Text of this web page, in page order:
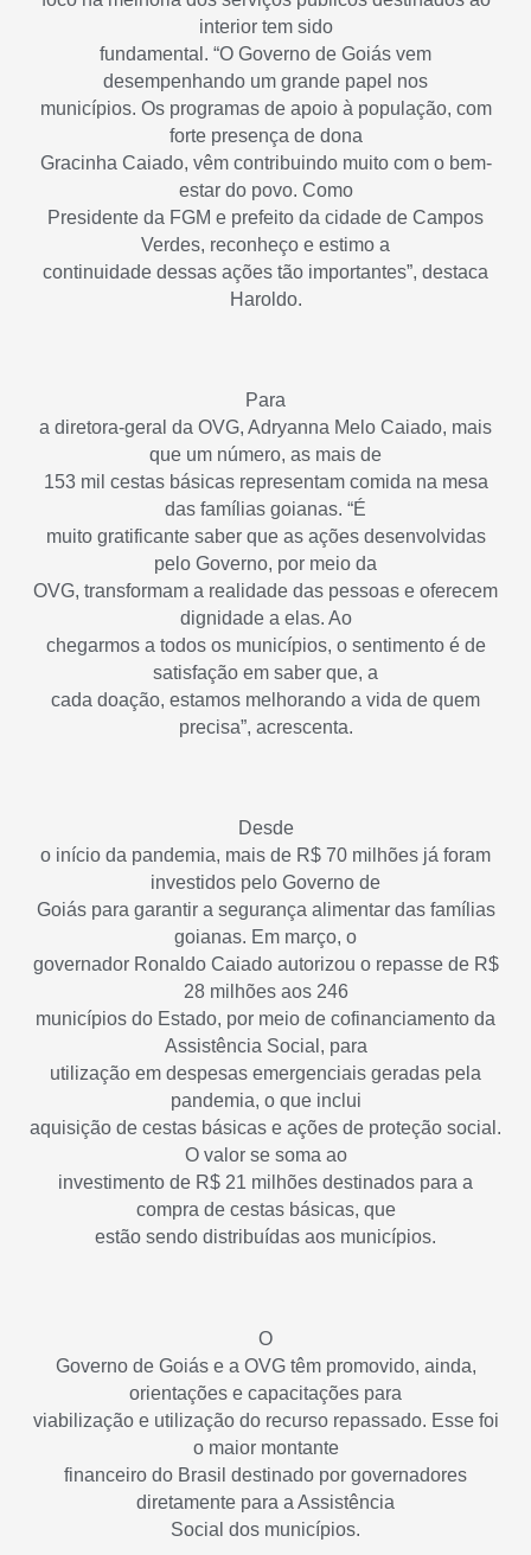
interior tem sido
fundamental. “O Governo de Goiás vem
desempenhando um grande papel nos
municípios. Os programas de apoio à população, com
forte presença de dona
Gracinha Caiado, vêm contribuindo muito com o bem-
estar do povo. Como
Presidente da FGM e prefeito da cidade de Campos
Verdes, reconheço e estimo a
continuidade dessas ações tão importantes”, destaca
Haroldo.
Para
a diretora-geral da OVG, Adryanna Melo Caiado, mais
que um número, as mais de
153 mil cestas básicas representam comida na mesa
das famílias goianas. “É
muito gratificante saber que as ações desenvolvidas
pelo Governo, por meio da
OVG, transformam a realidade das pessoas e oferecem
dignidade a elas. Ao
chegarmos a todos os municípios, o sentimento é de
satisfação em saber que, a
cada doação, estamos melhorando a vida de quem
precisa”, acrescenta.
Desde
o início da pandemia, mais de R$ 70 milhões já foram
investidos pelo Governo de
Goiás para garantir a segurança alimentar das famílias
goianas. Em março, o
governador Ronaldo Caiado autorizou o repasse de R$
28 milhões aos 246
municípios do Estado, por meio de cofinanciamento da
Assistência Social, para
utilização em despesas emergenciais geradas pela
pandemia, o que inclui
aquisição de cestas básicas e ações de proteção social.
O valor se soma ao
investimento de R$ 21 milhões destinados para a
compra de cestas básicas, que
estão sendo distribuídas aos municípios.
O
Governo de Goiás e a OVG têm promovido, ainda,
orientações e capacitações para
viabilização e utilização do recurso repassado. Esse foi
o maior montante
financeiro do Brasil destinado por governadores
diretamente para a Assistência
Social dos municípios.